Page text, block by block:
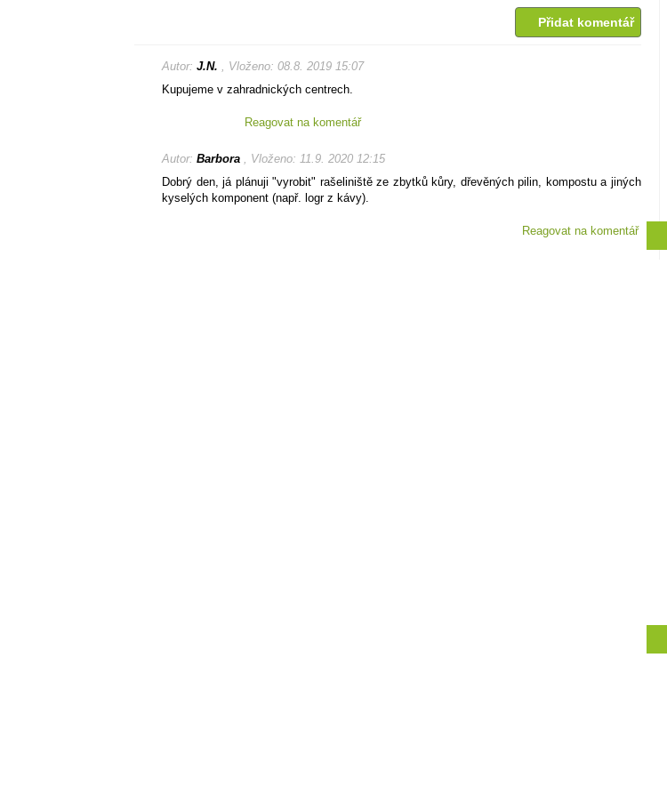
Přidat komentář
Autor: J.N. , Vloženo: 08.8. 2019 15:07
Kupujeme v zahradnických centrech.
Reagovat na komentář
Autor: Barbora , Vloženo: 11.9. 2020 12:15
Dobrý den, já plánuji "vyrobit" rašeliniště ze zbytků kůry, dřevěných pilin, kompostu a jiných
kyselých komponent (např. logr z kávy).
Reagovat na komentář